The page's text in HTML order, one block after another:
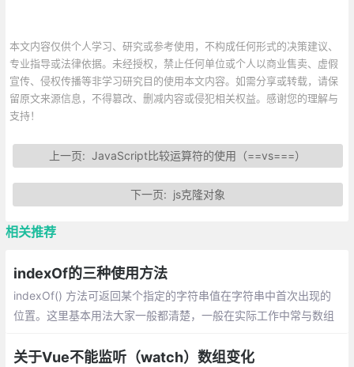
本文内容仅供个人学习、研究或参考使用，不构成任何形式的决策建议、
专业指导或法律依据。未经授权，禁止任何单位或个人以商业售卖、虚假
宣传、侵权传播等非学习研究目的使用本文内容。如需分享或转载，请保
留原文来源信息，不得篡改、删减内容或侵犯相关权益。感谢您的理解与
支持！
上一页:JavaScript比较运算符的使用（==vs===）
下一页: js克隆对象
相关推荐
indexOf的三种使用方法
indexOf() 方法可返回某个指定的字符串值在字符串中首次出现的
位置。这里基本用法大家一般都清楚，一般在实际工作中常与数组
关于Vue不能监听（watch）数组变化